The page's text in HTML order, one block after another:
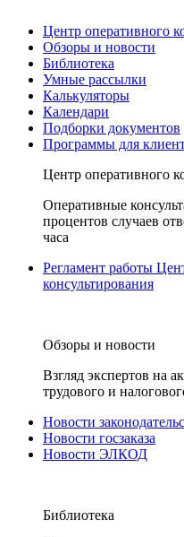
Центр оперативного
Обзоры и новости
Библиотека
Умные рассылки
Калькуляторы
Календари
Подборки документов
Программы для
Центр оперативного
Оперативные
процентов случаев
часа
Регламент работы
консультирования
Обзоры и новости
Взгляд экспертов на
трудового и
Новости
Новости госзаказа
Новости ЭЛКОД
Библиотека